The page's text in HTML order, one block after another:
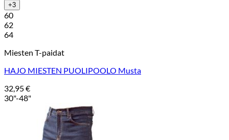
+3
60
62
64
Miesten T-paidat
HAJO MIESTEN PUOLIPOOLO Musta
32,95€
30"-48"